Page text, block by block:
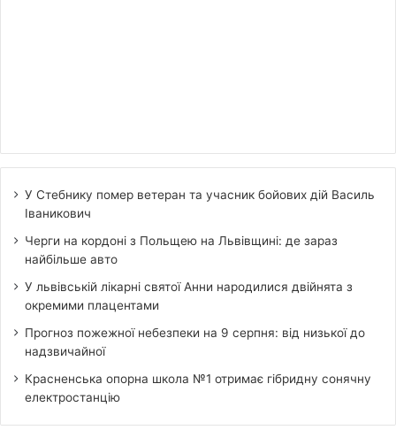
У Стебнику помер ветеран та учасник бойових дій Василь
Іваникович
Черги на кордоні з Польщею на Львівщині: де зараз
найбільше авто
У львівській лікарні святої Анни народилися двійнята з
окремими плацентами
Прогноз пожежної небезпеки на 9 серпня: від низької до
надзвичайної
Красненська опорна школа №1 отримає гібридну сонячну
електростанцію